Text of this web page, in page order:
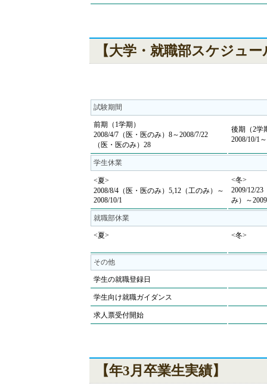
【大学・就職部スケジュー
試験期間
前期（1学期）
2008/4/7（医・医のみ）8～2008/7/22
（医・医のみ）28
後期（2学
2008/10/1
学生休業
<夏>
2008/8/4（医・医のみ）5,12（工のみ）～
2008/10/1
<冬>
2009/12/
み）～
就職部休業
<夏> <冬>
その他
学生の就職登録日
学生向け就職ガイダンス
求人票受付開始
【年3月卒業生実績】